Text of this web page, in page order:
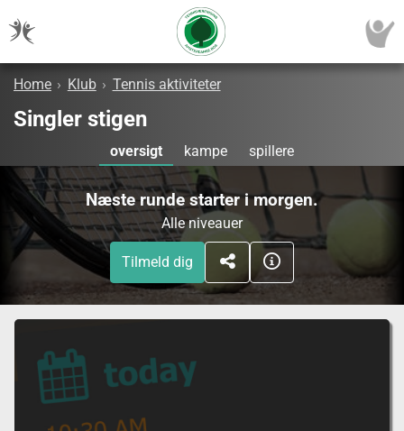
Home › Klub › Tennis aktiviteter
Singler stigen
oversigt kampe spillere
Næste runde starter i morgen.
Alle niveauer
Tilmeld dig